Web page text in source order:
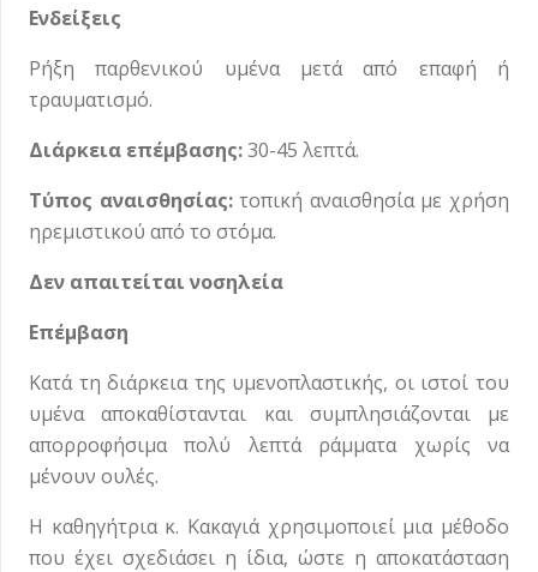
Ενδείξεις
Ρήξη παρθενικού υμένα μετά από επαφή ή
τραυματισμό.
Διάρκεια επέμβασης:30-45 λεπτά.
Τύπος αναισθησίας:τοπική αναισθησία με χρήση
ηρεμιστικού από το στόμα.
Δεν απαιτείται νοσηλεία
Επέμβαση
Κατά τη διάρκεια της υμενοπλαστικής, οι ιστοί του
υμένα αποκαθίστανται και συμπλησιάζονται με
απορροφήσιμα πολύ λεπτά ράμματα χωρίς να
μένουν ουλές.
Η καθηγήτρια κ. Κακαγιά χρησιμοποιεί μια μέθοδο
που έχει σχεδιάσει η ίδια, ώστε η αποκατάσταση